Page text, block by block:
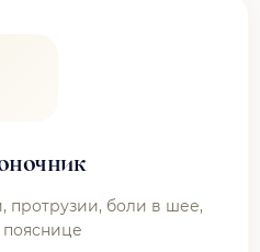
протрузии, боли в шее,
пояснице